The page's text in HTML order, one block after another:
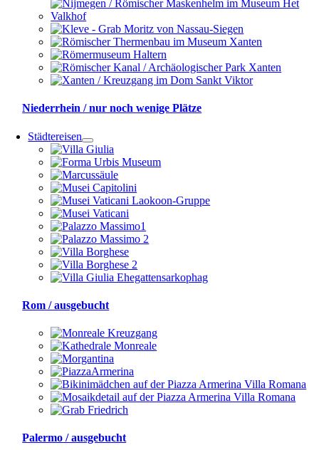
Niederrhein / nur noch wenige Plätze
Städtereisen
Rom / ausgebucht
Palermo / ausgebucht